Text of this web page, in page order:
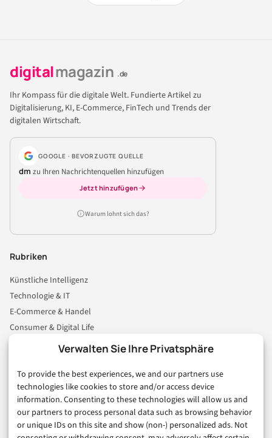
Verwalten Sie Ihre Privatsphäre
To provide the best experiences, we and our partners use
technologies like cookies to store and/or access device
information. Consenting to these technologies will allow us and
our partners to process personal data such as browsing behavior
or unique IDs on this site and show (non-) personalized ads. Not
digitalmagazin .de
Ihr Kompass für die digitale Welt. Fundierte Artikel zu
Digitalisierung, KI, E-Commerce, FinTech und Trends der
digitalen Wirtschaft.
GOOGLE · BEVORZUGTE QUELLE
dm zu Ihren Nachrichtenquellen hinzufügen
Jetzt hinzufügen
Warum lohnt sich das?
Rubriken
Künstliche Intelligenz
Technologie & IT
E-Commerce & Handel
Consumer & Digital Life
Business & Karriere
Sicherheit & Recht
Digitalisierung
Marketing